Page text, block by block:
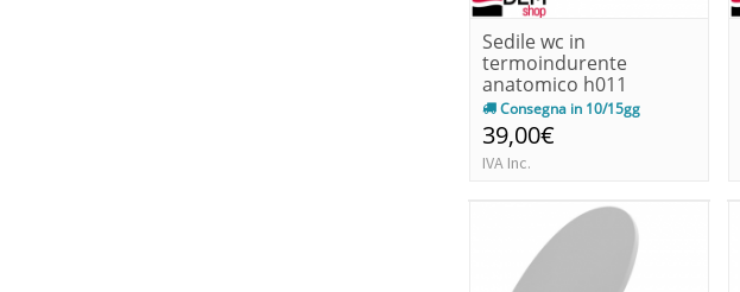
Sedile wc in
termoindurente
anatomico h011
Consegna in 10/15gg
39,00€
IVA Inc.